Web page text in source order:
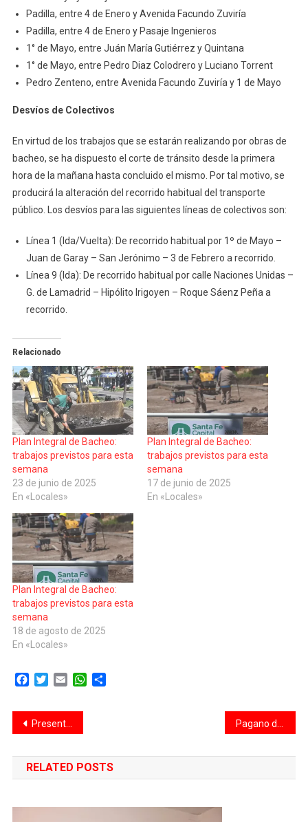
Padilla, entre 4 de Enero y Avenida Facundo Zuviría
Padilla, entre 4 de Enero y Pasaje Ingenieros
1° de Mayo, entre Juán María Gutiérrez y Quintana
1° de Mayo, entre Pedro Diaz Colodrero y Luciano Torrent
Pedro Zenteno, entre Avenida Facundo Zuviría y 1 de Mayo
Desvíos de Colectivos
En virtud de los trabajos que se estarán realizando por obras de
bacheo, se ha dispuesto el corte de tránsito desde la primera
hora de la mañana hasta concluido el mismo. Por tal motivo, se
producirá la alteración del recorrido habitual del transporte
público. Los desvíos para las siguientes líneas de colectivos son:
Línea 1 (Ida/Vuelta): De recorrido habitual por 1º de Mayo –
Juan de Garay – San Jerónimo – 3 de Febrero a recorrido.
Línea 9 (Ida): De recorrido habitual por calle Naciones Unidas –
G. de Lamadrid – Hipólito Irigoyen – Roque Sáenz Peña a
recorrido.
Relacionado
Plan Integral de Bacheo:
trabajos previstos para esta
semana
23 de junio de 2025
En «Locales»
Plan Integral de Bacheo:
trabajos previstos para esta
semana
17 de junio de 2025
En «Locales»
Plan Integral de Bacheo:
trabajos previstos para esta
semana
18 de agosto de 2025
En «Locales»
Facebook
TwitterEmail WhatsApp
Navegación
de
entradas
Presentan un proyecto de ley para proteger a periodistas ante agresiones y garantizar su libre trabajo
RELATED POSTS